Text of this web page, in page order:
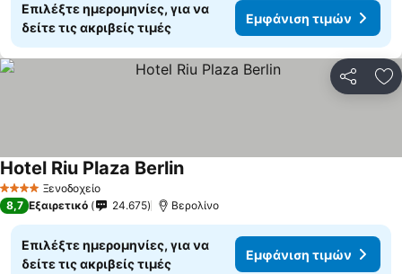
Επιλέξτε ημερομηνίες, για να
δείτε τις ακριβείς τιμές
Εμφάνιση τιμών
4 ΑστέριαΞενοδοχείο
Hotel Riu Plaza BerlinΕμφάνιση τιμών
8,7 Εξαιρετικό 24.675 Βερολίνο
Επιλέξτε ημερομηνίες, για να
δείτε τις ακριβείς τιμές
Εμφάνιση τιμών